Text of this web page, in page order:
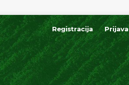
Registracija Prijava